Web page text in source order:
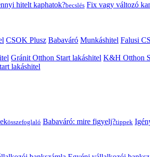
hitelt kaphatok?becslés Fix vagy változó
CSOK Plusz Babaváró Munkáshitel Falusi
Gránit Otthon Start lakáshitel K&H Otthon
lakáshitel
összefoglaló Babaváró: mire figyelj?tippek